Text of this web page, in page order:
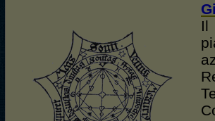
Il